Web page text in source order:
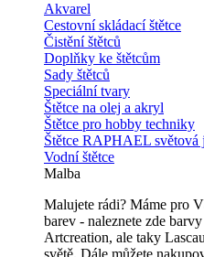
Akvarel
Cestovní skládací štětce
Čistění štětců
Doplňky ke štětcům
Sady štětců
Speciální tvary
Štětce na olej a akryl
Štětce pro hobby techniky
Štětce RAPHAEL světová
Vodní štětce
Malba
Malujete rádi? Máme pro
barev - naleznete zde
Artcreation, ale taky
světě. Dále můžete